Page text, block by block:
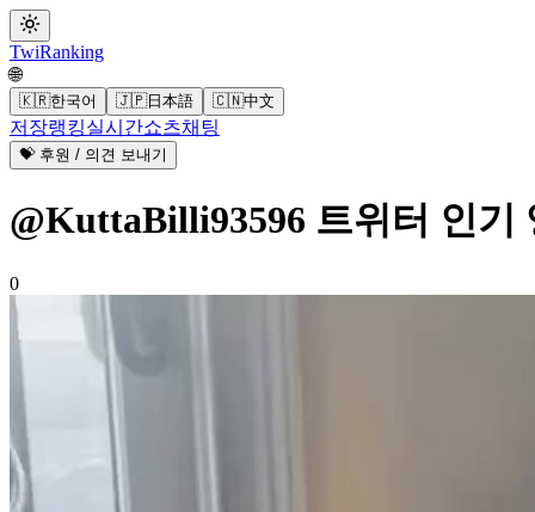
TwiRanking
🌐
🇰🇷한국어 🇯🇵日本語 🇨🇳中文
저장랭킹실시간쇼츠채팅
💝 후원 / 의견 보내기
@KuttaBilli93596 트위터 인기
0